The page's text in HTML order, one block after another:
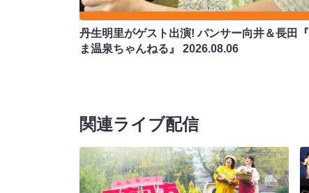
丹生明里がゲスト出演! パンサー向井＆長田
ま温泉ちゃんねる』 2026.08.06
関連ライブ配信